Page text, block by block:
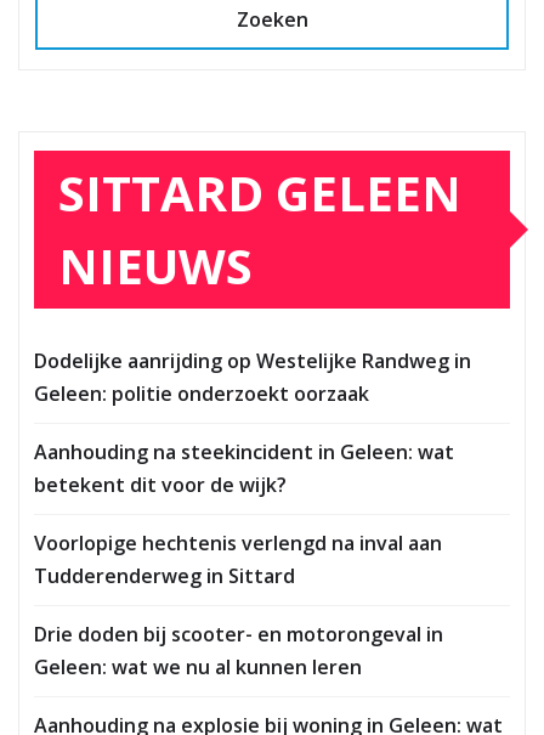
Zoeken
SITTARD GELEEN
NIEUWS
Dodelijke aanrijding op Westelijke Randweg in
Geleen: politie onderzoekt oorzaak
Aanhouding na steekincident in Geleen: wat
betekent dit voor de wijk?
Voorlopige hechtenis verlengd na inval aan
Tudderenderweg in Sittard
Drie doden bij scooter- en motorongeval in
Geleen: wat we nu al kunnen leren
Aanhouding na explosie bij woning in Geleen: wat